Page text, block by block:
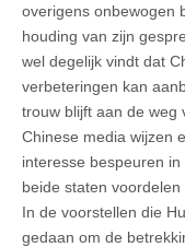
overigens onbewogen
houding van zijn
wel degelijk vindt dat
verbeteringen kan
trouw blijft aan de weg
Chinese media wijzen
interesse bespeuren
beide staten voordelen
In de voorstellen die
gedaan om de